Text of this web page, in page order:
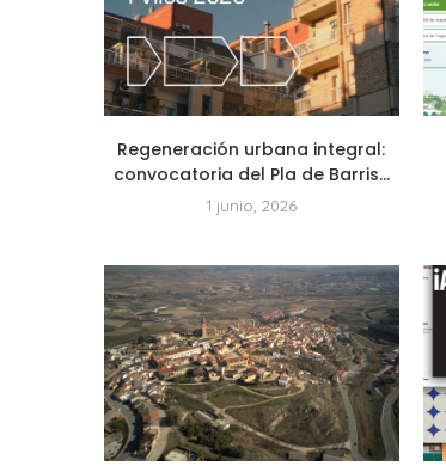
Regeneración urbana integral:
convocatoria del Pla de Barris...
1 junio, 2026